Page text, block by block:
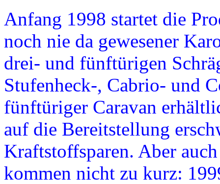
Anfang 1998 startet die
noch nie da gewesener
drei- und fünftürigen
Stufenheck-, Cabrio- und
fünftüriger Caravan
auf die Bereitstellung
Kraftstoffsparen. Aber
kommen nicht zu kurz: